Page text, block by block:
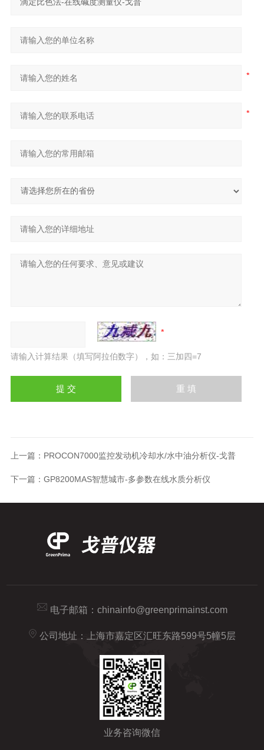
请输入计算结果（填写阿拉伯数字），如：三加四=7
上一篇： PROCON7000监控发动机冷却水/水中油分析仪-戈普
下一篇： GP8200MAS智慧城市-多参数在线水质分析仪
电子邮箱： chinainfo@greenprimainst.com
公司地址：上海市嘉定区汇旺东路599号5幢5层
业务咨询微信